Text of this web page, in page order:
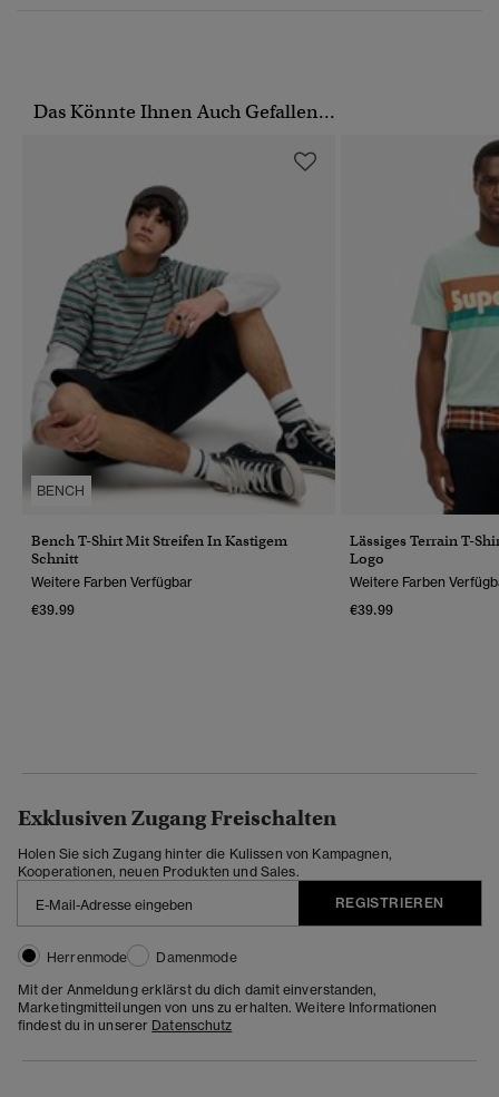
Das Könnte Ihnen Auch Gefallen...
BENCH
Bench T-Shirt Mit Streifen In Kastigem
Schnitt
Weitere Farben Verfügbar
€39.99
Lässiges Terrain T-
Logo
Weitere Farben
€39.99
Exklusiven Zugang Freischalten
Holen Sie sich Zugang hinter die Kulissen von Kampagnen,
Kooperationen, neuen Produkten und Sales.
REGISTRIEREN
Herrenmode
Damenmode
Mit der Anmeldung erklärst du dich damit einverstanden,
Marketingmitteilungen von uns zu erhalten. Weitere Informationen
findest du in unserer Datenschutz